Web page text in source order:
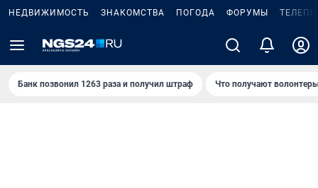
НЕДВИЖИМОСТЬ ЗНАКОМСТВА ПОГОДА ФОРУМЫ
Банк позвонил 1263 раза и получил штраф Что получают